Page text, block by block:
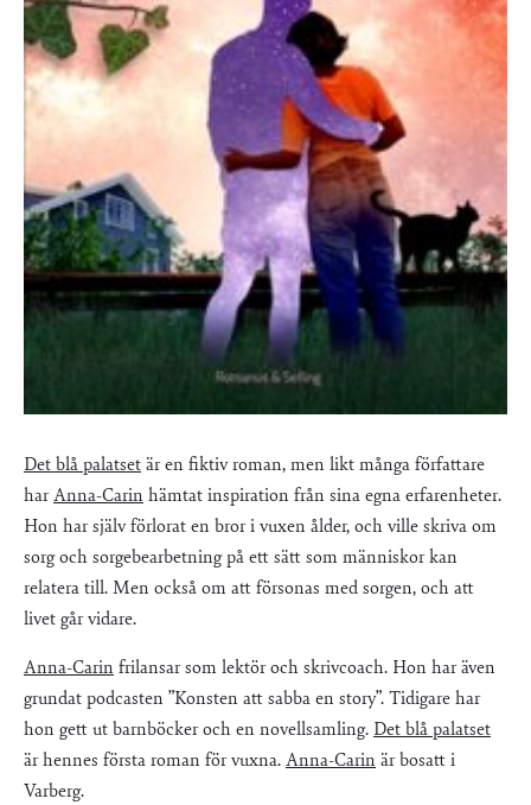
Det blå palatset är en fiktiv roman, men likt många författare
harAnna-Carin hämtat inspiration från sina egna erfarenheter.
Hon har själv förlorat en bror i vuxen ålder, och ville skriva om
sorg och sorgebearbetning på ett sätt som människor kan
relatera till. Men också om att försonas med sorgen, och att
livet går vidare.
Anna-Carin frilansar som lektör och skrivcoach. Hon har även
grundat podcasten ”Konsten att sabba en story”. Tidigare har
hon gett ut barnböcker och en novellsamling. Det blå palatset
är hennes första roman för vuxna. Anna-Carin är bosatt i
Varberg.